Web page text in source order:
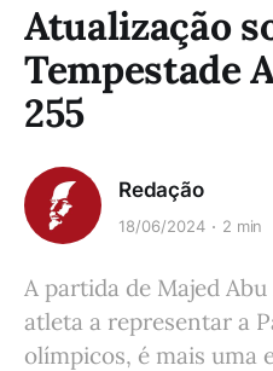
Atualização
Tempestade
255
Redação
18/06/2024 2 min
A partida de Majed
atleta a representar a
olímpicos, é mais uma